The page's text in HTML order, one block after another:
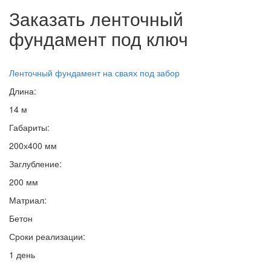
Заказать ленточный
фундамент под ключ
Ленточный фундамент на сваях под забор
Длина:
14 м
Габариты:
200х400 мм
Заглубление:
200 мм
Матриал:
Бетон
Сроки реализации:
1 день